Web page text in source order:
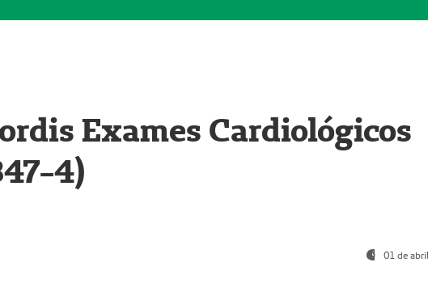
Exames Cardiológicos
4)
01 de